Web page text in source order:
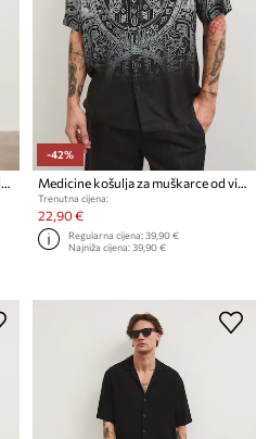
Medicine košulja za muškarce od viskoze
-42%
Medicine košulja za muškarce od viskoze
Trenutna cijena:
22,90 €
Regularna cijena:39,90 €
Najniža cijena:39,90 €